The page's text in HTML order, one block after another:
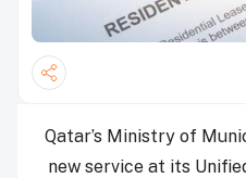
Qatar’s Ministry of
new service at its